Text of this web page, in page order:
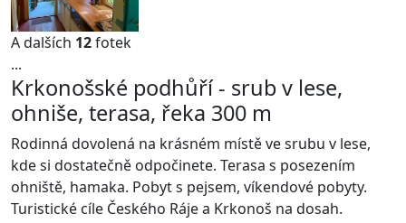
A dalších 12fotek
...
Krkonošské podhůří - srub v lese,
ohniše, terasa, řeka 300 m
Rodinná dovolená na krásném místě ve srubu v lese,
kde si dostatečně odpočinete. Terasa s posezením
ohniště, hamaka. Pobyt s pejsem, víkendové pobyty.
Turistické cíle Českého Ráje a Krkonoš na dosah.